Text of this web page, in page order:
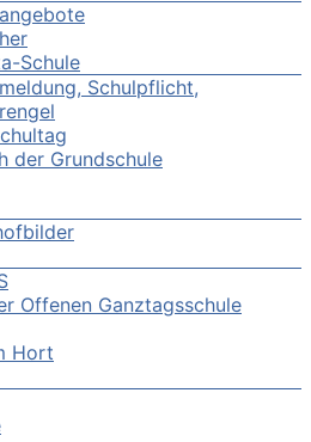
Schule
Schulpflicht,
der Grundschule
Offenen Ganztagsschule
Hort